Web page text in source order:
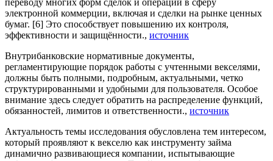
переводу многих форм сделок и операций в сферу
электронной коммерции, включая и сделки на рынке ценных
бумаг. [6] Это способствует повышению их контроля,
эффективности и защищённости., источник
Внутрибанковские нормативные документы,
регламентирующие порядок работы с учтенными векселями,
должны быть полными, подробным, актуальными, четко
структурированными и удобными для пользователя. Особое
внимание здесь следует обратить на распределение функций,
обязанностей, лимитов и ответственности., источник
Актуальность темы исследования обусловлена тем интересом,
который проявляют к векселю как инструменту займа
динамично развивающиеся компании, испытывающие